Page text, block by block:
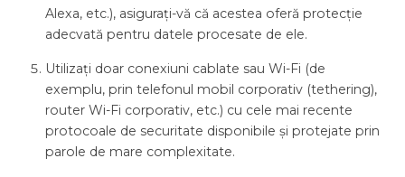
Alexa, etc.), asigurați-vă că acestea oferă protecție
adecvată pentru datele procesate de ele.
Utilizați doar conexiuni cablate sau Wi-Fi (de
exemplu, prin telefonul mobil corporativ (tethering),
router Wi-Fi corporativ, etc.) cu cele mai recente
protocoale de securitate disponibile și protejate prin
parole de mare complexitate.